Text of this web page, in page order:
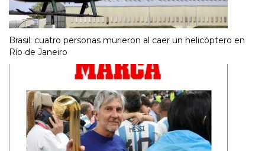
Brasil: cuatro personas murieron al caer un helicóptero en
Río de Janeiro